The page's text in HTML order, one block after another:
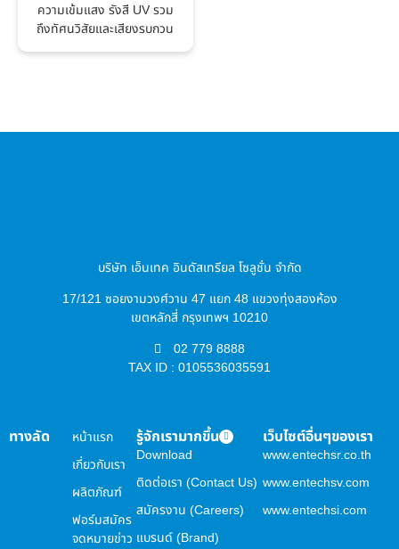
ความเข้มแสง รังสี UV รวม
ถึงทัศนวิสัยและเสียงรบกวน
บริษัท เอ็นเทค อินดัสเทรียล โซลูชั่น จำกัด
17/121 ซอยงามวงศ์วาน 47 แยก 48 แขวงทุ่งสองห้อง
เขตหลักสี่ กรุงเทพฯ 10210
02 779 8888
TAX ID : 0105536035591
ทางลัด
หน้าแรก
เกี่ยวกับเรา
ผลิตภัณฑ์
ฟอร์มสมัคร
จดหมายข่าว
รู้จักเรามากขึ้น
Download
ติดต่อเรา (Contact Us)
สมัครงาน (Careers)
แบรนด์ (Brand)
เว็บไซต์อื่นๆของเรา
www.entechsr.co.th
www.entechsv.com
www.entechsi.com